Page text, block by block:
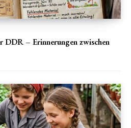
DDR – Erinnerungen zwischen